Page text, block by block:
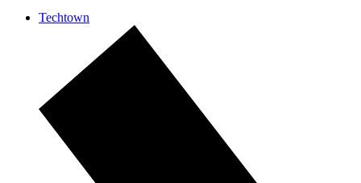
Techtown